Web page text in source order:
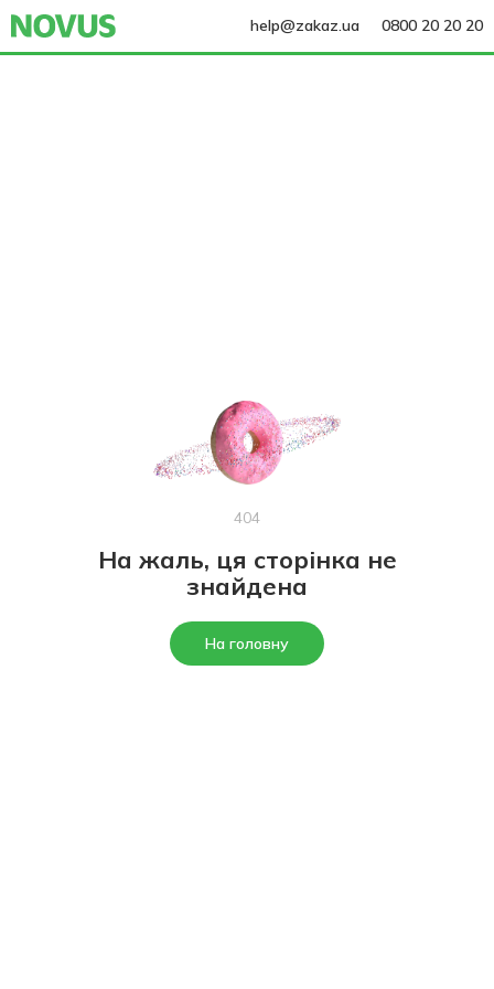
help@zakaz.ua 0800 20 20 20
404
На жаль, ця сторінка не
знайдена
На головну